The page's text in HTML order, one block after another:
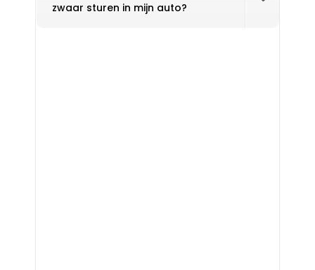
zwaar sturen in mijn auto?